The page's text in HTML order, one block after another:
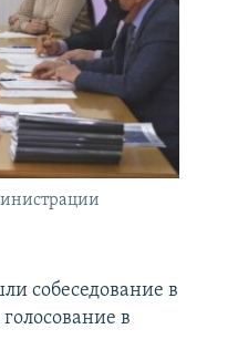
собеседование в
в